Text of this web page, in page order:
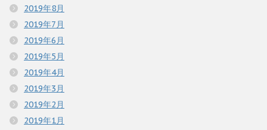
2019年8月
2019年7月
2019年6月
2019年5月
2019年4月
2019年3月
2019年2月
2019年1月